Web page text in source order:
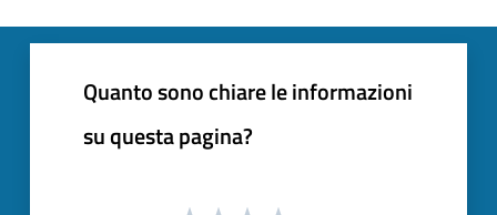
Quanto sono chiare le informazioni
su questa pagina?